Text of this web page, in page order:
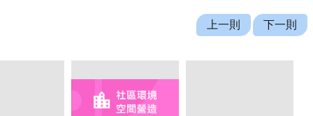
crpd.sfaa.gov.tw/)，請貴單位於非營 利用途下自行下載，廣為運用
上一則 下一則